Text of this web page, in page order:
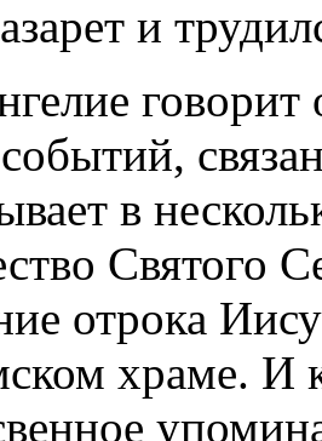
и
в
Святого
отрока
храме. И